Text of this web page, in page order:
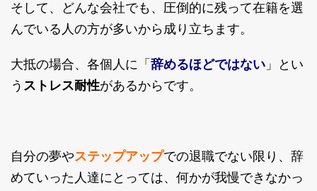
そして、どんな会社でも、圧倒的に残って在籍を選
んでいる人の方が多いから成り立ちます。
大抵の場合、各個人に「 辞めるほどではない 」とい
う ストレス耐性があるからです。
自分の夢やステップアップでの退職でない限り、辞
めていった人達にとっては、何かが我慢できなかっ